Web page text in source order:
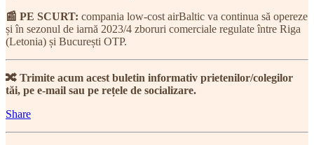
📰 PE SCURT: compania low-cost airBaltic va continua să opereze
și în sezonul de iarnă 2023/4 zboruri comerciale regulate între Riga
(Letonia) și București OTP.
🔀 Trimite acum acest buletin informativ prietenilor/colegilor
tăi, pe e-mail sau pe rețele de socializare.
Share